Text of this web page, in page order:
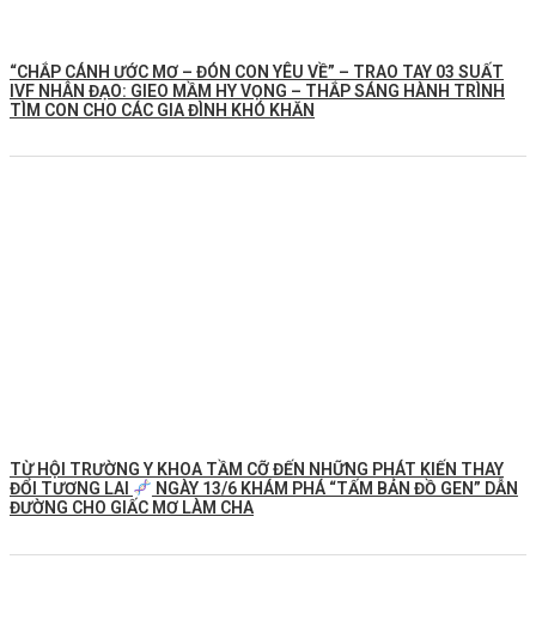
“CHẮP CÁNH ƯỚC MƠ – ĐÓN CON YÊU VỀ” – TRAO TAY 03 SUẤT
IVF NHÂN ĐẠO: GIEO MẦM HY VỌNG – THẮP SÁNG HÀNH TRÌNH
TÌM CON CHO CÁC GIA ĐÌNH KHÓ KHĂN
TỪ HỘI TRƯỜNG Y KHOA TẦM CỠ ĐẾN NHỮNG PHÁT KIẾN THAY
ĐỔI TƯƠNG LAI
NGÀY 13/6 KHÁM PHÁ “TẤM BẢN ĐỒ GEN” DẪN
ĐƯỜNG CHO GIẤC MƠ LÀM CHA